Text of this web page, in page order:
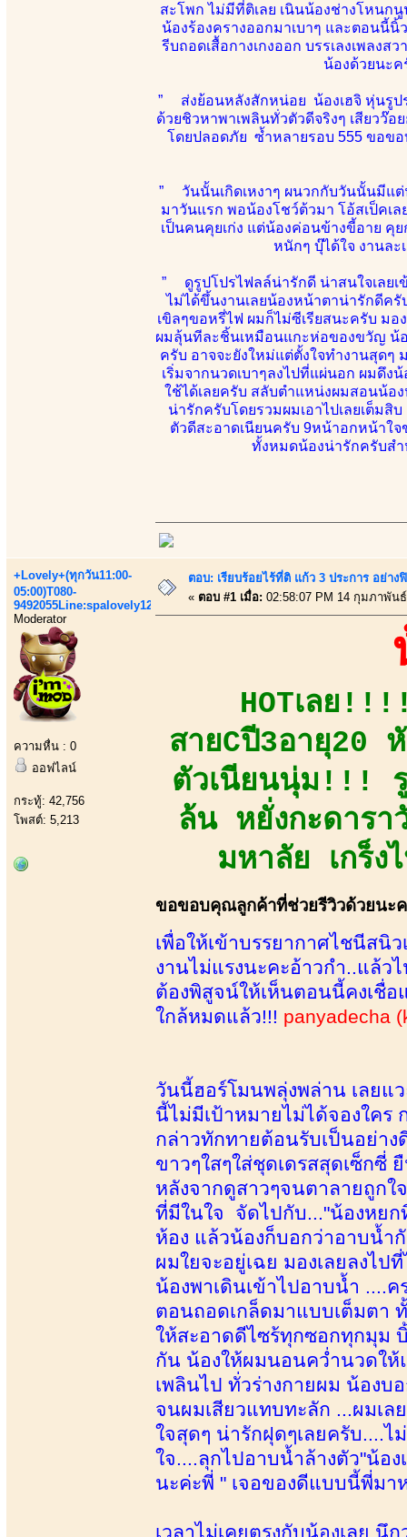
สะโพก ไม่มีที่ติเลย เนินน้องช่างโหนก
น้องร้องครางออกมาเบาๆ และตอนนี้นิ้
รีบถอดเสื้อกางเกงออก บรรเลงเพลง
น้องด้วยนะค
” ส่งย้อนหลังสักหน่อย น้องเฮจิ หุ่นรูป
ด้วยชิวหาพาเพลินทั่วตัวดีจริงๆ เสียว
โดยปลอดภัย ซ้ำหลายรอบ 555 ขอข
” วันนั้นเกิดเหงาๆ ผนวกกับวันนั้นมีแต่
มาวันแรก พอน้องโชว์ต้วมา โอ้สเป็คเ
เป็นคนคุยเก่ง แต่น้องค่อนข้างขี้อาย คุ
หนักๆ บุ๊ได้ใจ งานละ
” ดูรูปโปรไฟลล์น่ารักดี น่าสนใจเลยเ
ไม่ได้ขึ้นงานเลยน้องหน้าตาน่ารักดีค
เขิลๆขอหรี่ไฟ ผมก็ไม่ซีเรียสนะครับ ม
ผมลุ้นทีละชิ้นเหมือนแกะห่อของขวัญ น้
ครับ อาจจะยังใหม่แต่ตั้งใจทำงานสุดๆ
เริ่มจากนวดเบาๆลงไปที่แผ่นอก ผมดึ
ใช้ได้เลยครับ สลับตำแหน่งผมสอนน้
น่ารักครับโดยรวมผมเอาไปเลยเต็มสิ
ตัวดีสะอาดเนียนครับ 9หน้าอกหน้าใ
ทั้งหมดน้องน่ารักครับสำ
+Lovely+(ทุกวัน11:00-
05:00)T080-
9492055Line:spalovely123
Moderator
ความหื่น : 0
ออฟไลน์
กระทู้: 42,756
โพสต์: 5,213
ตอบ: เรียบร้อยไร้ที่ติ แก้ว 3 ประการ อย่า
« ตอบ #1 เมื่อ: 02:58:07 PM 14 กุมภาพัน
HOTเลย
สายCปี3อายุ20
ตัวเนียนนุ่ม!!! รู
ล้น หยั่งกะดาร
มหาลัย เกร็
ขอขอบคุณลูกค้าที่ช่วยรีวิวด้วยนะ
เพื่อให้เข้าบรรยากาศไชนีสนิ
งานไม่แรงนะคะอ้าวกำ..แล้ว
ต้องพิสูจน์ให้เห็นตอนนี้คงเชื่
ใกล้หมดแล้ว!!! panyadecha
วันนี้ฮอร์โมนพลุ่งพล่าน เลยแ
นี้ไม่มีเป้าหมายไม่ได้จองใคร
กล่าวทักทายต้อนรับเป็นอย่า
ขาวๆใสๆใส่ชุดเดรสสุดเซ็กซี่
หลังจากดูสาวๆจนตาลายถูก
ที่มีในใจ จัดไปกับ..."น้องหย
ห้อง แล้วน้องก็บอกว่าอาบน้ำ
ผมใยจะอยู่เฉย มองเลยลงไ
น้องพาเดินเข้าไปอาบน้ำ ....
ตอนถอดเกล็ดมาแบบเต็มตา
ให้สะอาดดีไซร้ทุกซอกทุกมุม
กัน น้องให้ผมนอนคว่ำนวดให้
เพลินไป ทั่วร่างกายผม น้องบ
จนผมเสียวแทบทะลัก ...ผมเ
ใจสุดๆ น่ารักฝุดๆเลยครับ....ไ
ใจ....ลุกไปอาบน้ำล้างตัว"น้อ
นะค่ะพี่ " เจอของดีแบบนี้พี่ม
เวลาไม่เคยตรงกับน้องเลย